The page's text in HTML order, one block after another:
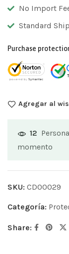
No Import
Standard
Purchase
Agregar al
12
momento
SKU: CD00029
Categoría:
Share: